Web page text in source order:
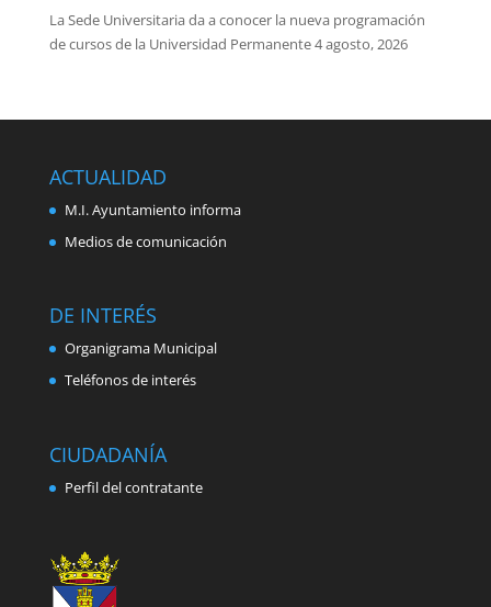
La Sede Universitaria da a conocer la nueva programación
de cursos de la Universidad Permanente4 agosto, 2026
ACTUALIDAD
M.I. Ayuntamiento informa
Medios de comunicación
DE INTERÉS
Organigrama Municipal
Teléfonos de interés
CIUDADANÍA
Perfil del contratante